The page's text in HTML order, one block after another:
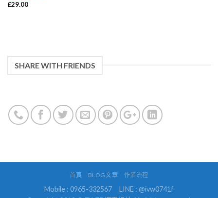
3滿分
£29.00
SHARE WITH FRIENDS
首頁 BLOG文章 作業流程
Mobile : 0965-332567 LINE : @ivw0741f